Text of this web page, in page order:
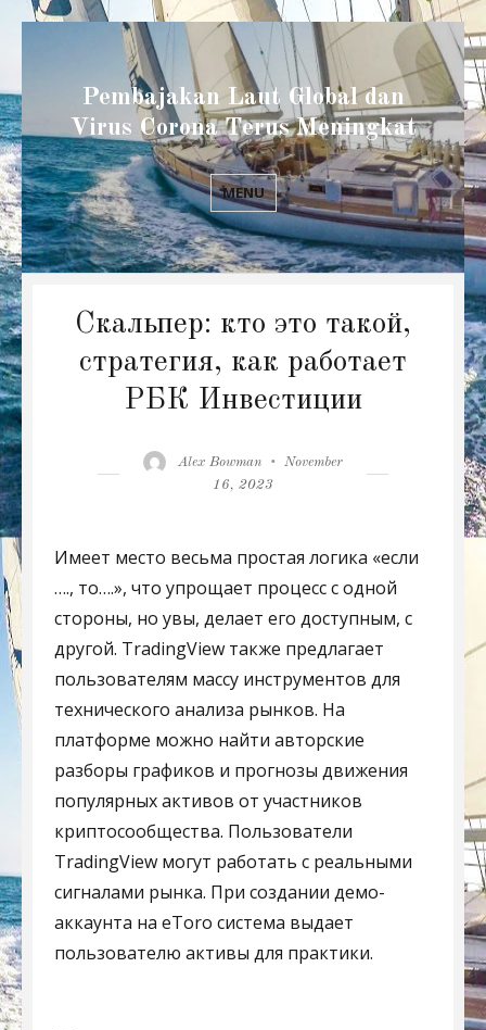
Pembajakan Laut Global dan
Virus Corona Terus Meningkat
MENU
Скальпер: кто это такой,
стратегия, как работает
РБК Инвестиции
Author
Alex Bowman
Posted
November
16, 2023
Имеет место весьма простая логика «если
…., то….», что упрощает процесс с одной
стороны, но увы, делает его доступным, с
другой. TradingView также предлагает
пользователям массу инструментов для
технического анализа рынков. На
платформе можно найти авторские
разборы графиков и прогнозы движения
популярных активов от участников
криптосообщества. Пользователи
TradingView могут работать с реальными
сигналами рынка. При создании демо-
аккаунта на eToro система выдает
пользователю активы для практики.